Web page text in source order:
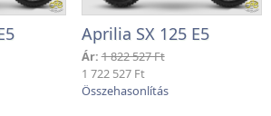
Aprilia SX 125 E5
Ár:1 822 527 Ft
1 722 527 Ft